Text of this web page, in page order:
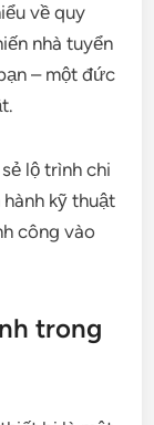
về quy
nhà tuyển
– một đức
lộ trình chi
kỹ thuật
công vào
trong